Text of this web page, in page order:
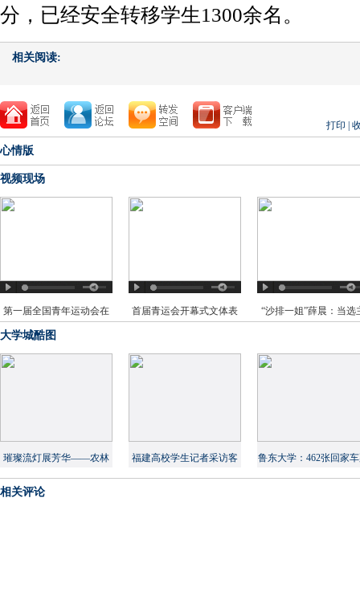
分，已经安全转移学生1300余名。
相关阅读:
打印
心情版
视频现场
第一届全国青年运动会在
榕开幕
首届青运会开幕式文体表
“沙排一姐”薛晨：当选
大学城酷图
璀璨流灯展芳华——农林
大举办女生节系列活动
福建高校学生记者采访客
家年俗 展现文化自信
鲁东大学：462张回家
让贫困学生过上团圆
相关评论